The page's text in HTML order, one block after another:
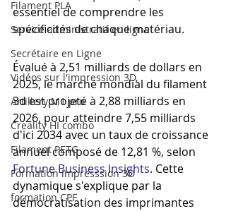
Filament PLA
Service administratif en ligne
Secrétaire en Ligne
Vidéos sur l'impression 3D,
Artillery M1 pro
Creality HI combo
Filament PETG
Formation impresssion 3D
formation CPF
essentiel de comprendre les
spécificités de chaque matériau.
Évalué à 2,51 milliards de dollars en
2025, le marché mondial du filament
3d est projeté à 2,88 milliards en
2026, pour atteindre 7,55 milliards
d'ici 2034 avec un taux de croissance
annuel composé de 12,81 %, selon
Fortune Business Insights. Cette
dynamique s'explique par la
démocratisation des imprimantes